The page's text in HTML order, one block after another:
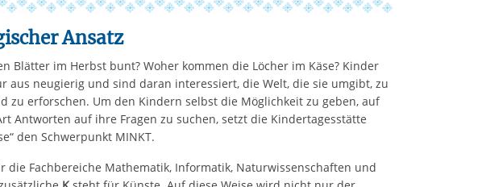
Ansatz
Blätter im Herbst bunt? Woher kommen die Löcher im Käse? Kinder
aus neugierig und sind daran interessiert, die Welt, die sie umgibt, zu
zu erforschen. Um den Kindern selbst die Möglichkeit zu geben, auf
Antworten auf ihre Fragen zu suchen, setzt die Kindertagesstätte
den Schwerpunkt MINKT.
die Fachbereiche Mathematik, Informatik, Naturwissenschaften und